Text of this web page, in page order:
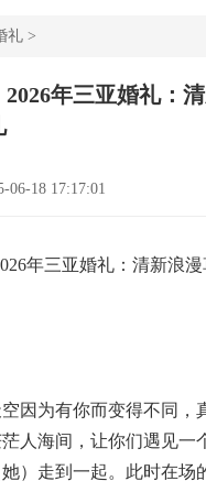
礼 >
2026年三亚婚礼：
06-18 17:17:01
年三亚婚礼：清新浪
为有你而变得不同，
人海间，让你们遇见一
）走到一起。此时在场